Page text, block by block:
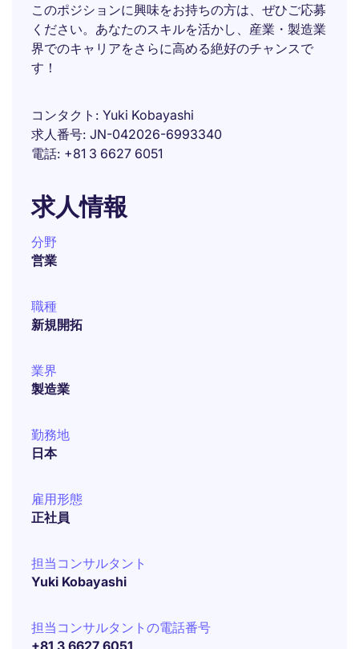
このポジションに興味をお持ちの方は、ぜひご応募
ください。あなたのスキルを活かし、産業・製造業
界でのキャリアをさらに高める絶好のチャンスで
す！
コンタクト
Yuki Kobayashi
求人番号 JN-042026-6993340
電話 +81 3 6627 6051
求人情報
分野
営業
職種
新規開拓
業界
製造業
勤務地
日本
雇用形態
正社員
担当コンサルタント
Yuki Kobayashi
担当コンサルタントの電話番号
+81 3 6627 6051